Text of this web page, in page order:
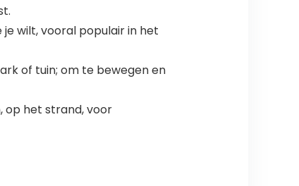
wilt, vooral populair in het
of tuin; om te bewegen en
op het strand, voor